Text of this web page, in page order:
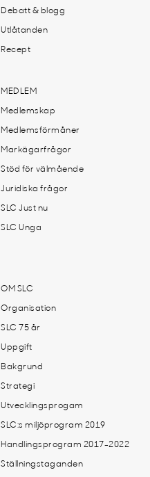
Debatt & blogg
Utlåtanden
Recept
MEDLEM
Medlemskap
Medlemsförmåner
Markägarfrågor
Stöd för välmående
Juridiska frågor
SLC Just nu
SLC Unga
OM SLC
Organisation
SLC 75 år
Uppgift
Bakgrund
Strategi
Utvecklingsprogam
SLC:s miljöprogram 2019
Handlingsprogram 2017-2022
Ställningstaganden